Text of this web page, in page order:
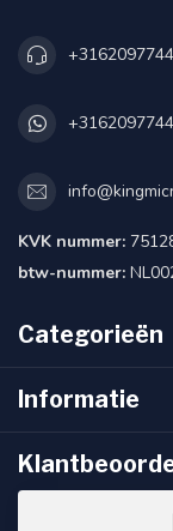
KVK nummer:
btw-nummer:
Categorieën
Informatie